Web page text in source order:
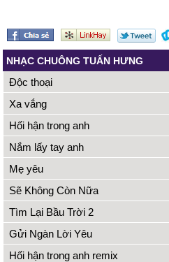
NHẠC CHUÔNG TUẤN HƯNG
Độc thoại
Xa vắng
Hối hận trong anh
Nắm lấy tay anh
Mẹ yêu
Sẽ Không Còn Nữa
Tìm Lại Bầu Trời 2
Gửi Ngàn Lời Yêu
Hối hận trong anh remix